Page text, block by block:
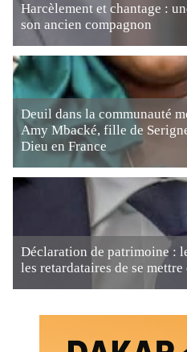
Harcèlement et chantage :
son ancien compagnon
Deuil dans la communauté
Amy Mbacké, fille de
Dieu en France
Déclaration de patrimoine :
les retardataires de se mettre